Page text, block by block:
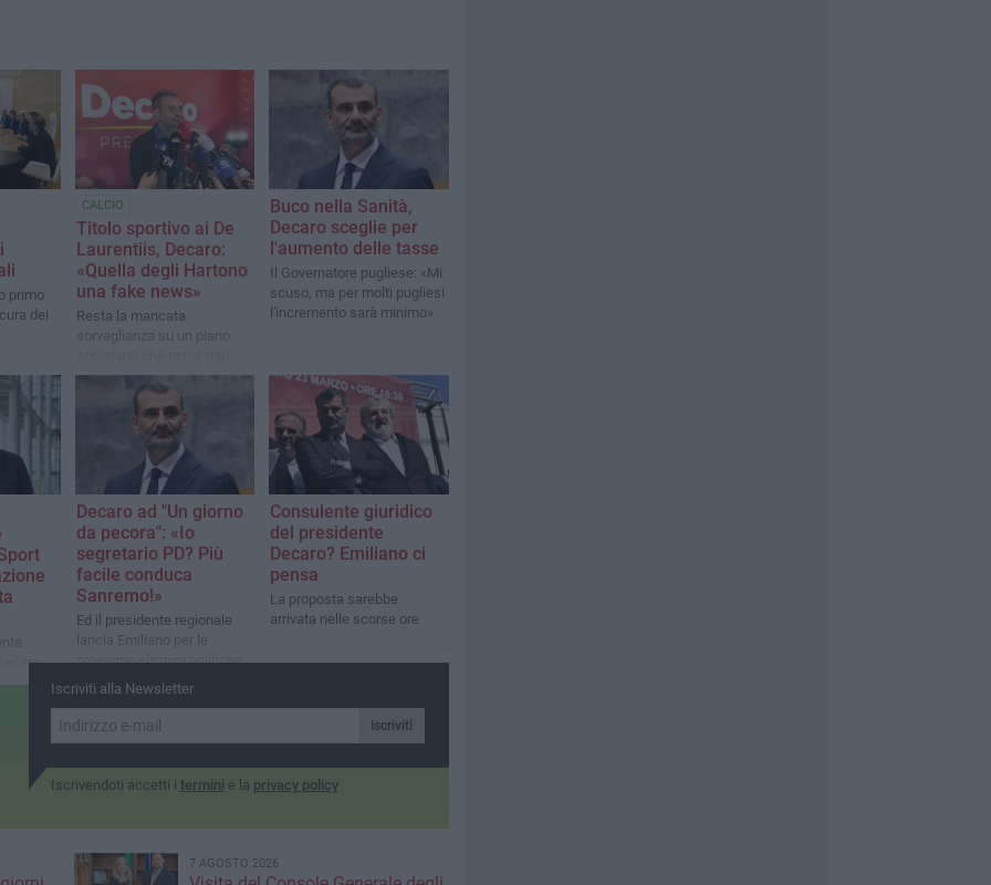
primo
dei
CALCIO
Titolo sportivo ai De
Laurentiis, Decaro:
«Quella degli Hartono
una fake news»
Resta la mancata
sorveglianza su un piano
cresciuto nel tempo
Buco nella Sanità,
Decaro sceglie per
l'aumento delle tasse
Il Governatore pugliese: «Mi
scuso, ma per molti pugliesi
l'incremento sarà minimo»
Decaro ad "Un giorno
da pecora": «Io
segretario PD? Più
facile conduca
Sanremo!»
Ed il presidente regionale
lancia Emiliano per le
prossime elezioni politiche
Consulente giuridico
del presidente
Decaro? Emiliano ci
pensa
La proposta sarebbe
arrivata nelle scorse ore
Iscriviti alla Newsletter
Iscriviti
Iscrivendoti accetti i termini e la privacy policy
7 AGOSTO 2026